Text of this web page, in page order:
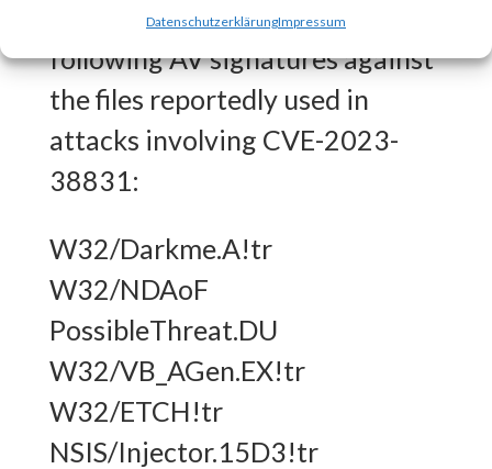
DatenschutzerklärungImpressum
FortiGuard Labs has the
following AV signatures against
the files reportedly used in
attacks involving CVE-2023-
38831:
W32/Darkme.A!tr
W32/NDAoF
PossibleThreat.DU
W32/VB_AGen.EX!tr
W32/ETCH!tr
NSIS/Injector.15D3!tr